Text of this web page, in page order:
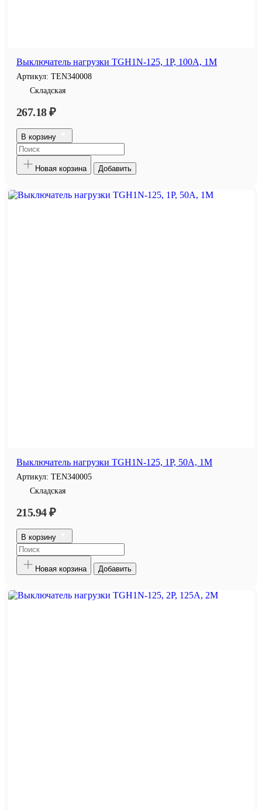
Выключатель нагрузки TGH1N-125, 1P, 100A, 1M
Артикул: TEN340008
Складская
267.18 ₽
В корзину
Новая корзина Добавить
Выключатель нагрузки TGH1N-125, 1P, 50A, 1M
Артикул: TEN340005
Складская
215.94 ₽
В корзину
Новая корзина Добавить